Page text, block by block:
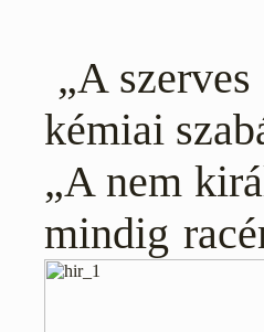
„A
kémiai
„A nem
mindig